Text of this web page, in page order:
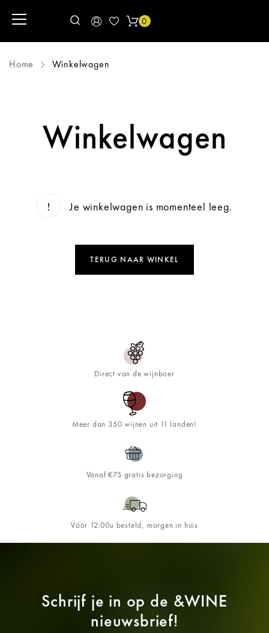
0
Home Winkelwagen
Winkelwagen
Je winkelwagen is momenteel leeg.
TERUG NAAR WINKEL
Direct van de wijnboer
Meer dan 350 wijnen uit 11 landen!
Vanaf €75 gratis bezorging
Vóór 12:00u besteld, morgen in huis
Schrijf je in op de &WINE
nieuwsbrief!